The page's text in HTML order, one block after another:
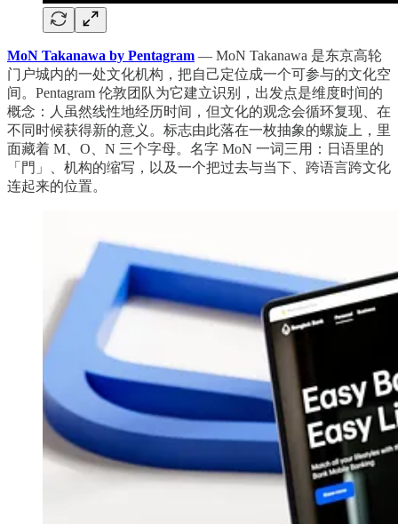
MoN Takanawa by Pentagram — MoN Takanawa 是东京高轮
门户城内的一处文化机构，把自己定位成一个可参与的文化空
间。Pentagram 伦敦团队为它建立识别，出发点是维度时间的
概念：人虽然线性地经历时间，但文化的观念会循环复现、在
不同时候获得新的意义。标志由此落在一枚抽象的螺旋上，里
面藏着 M、O、N 三个字母。名字 MoN 一词三用：日语里的
「門」、机构的缩写，以及一个把过去与当下、跨语言跨文化
连起来的位置。